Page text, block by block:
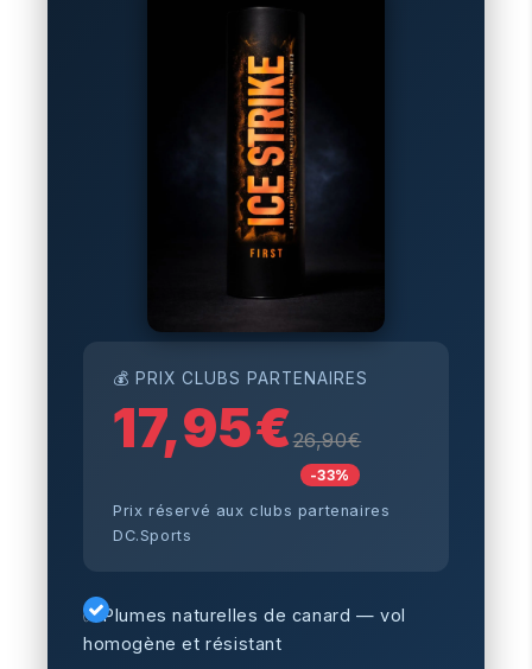
💰 PRIX CLUBS PARTENAIRES
17,95€26,90€
-33%
Prix réservé aux clubs partenaires
DC.Sports
✅ Plumes naturelles de canard — vol
homogène et résistant